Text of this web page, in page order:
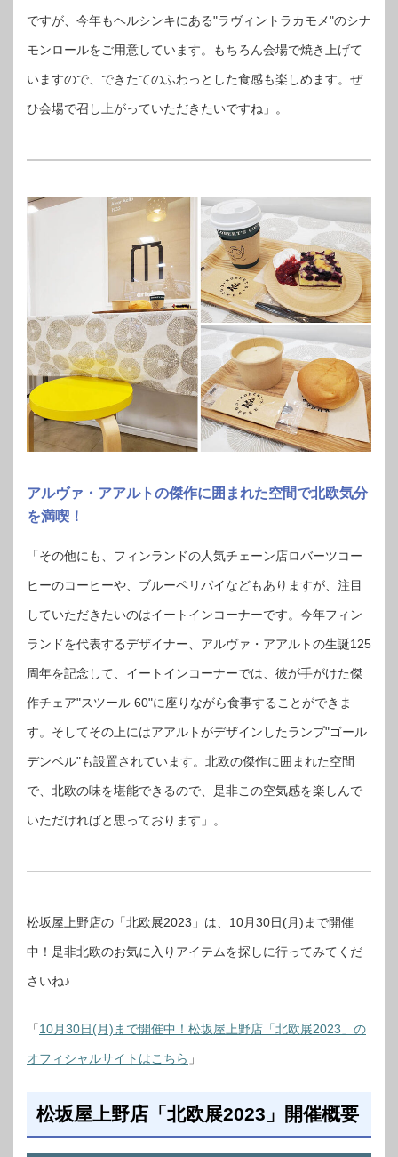
ですが、今年もヘルシンキにある"ラヴィントラカモメ"のシナ
モンロールをご用意しています。もちろん会場で焼き上げて
いますので、できたてのふわっとした食感も楽しめます。ぜ
ひ会場で召し上がっていただきたいですね」。
アルヴァ・アアルトの傑作に囲まれた空間で北欧気分
を満喫！
「その他にも、フィンランドの人気チェーン店ロバーツコー
ヒーのコーヒーや、ブルーペリパイなどもありますが、注目
していただきたいのはイートインコーナーです。今年フィン
ランドを代表するデザイナー、アルヴァ・アアルトの生誕125
周年を記念して、イートインコーナーでは、彼が手がけた傑
作チェア"スツール 60"に座りながら食事することができま
す。そしてその上にはアアルトがデザインしたランプ"ゴール
デンベル"も設置されています。北欧の傑作に囲まれた空間
で、北欧の味を堪能できるので、是非この空気感を楽しんで
いただければと思っております」。
松坂屋上野店の「北欧展2023」は、10月30日(月)まで開催
中！是非北欧のお気に入りアイテムを探しに行ってみてくだ
さいね♪
「10月30日(月)まで開催中！松坂屋上野店「北欧展2023」の
オフィシャルサイトはこちら 」
松坂屋上野店「北欧展2023」開催概要